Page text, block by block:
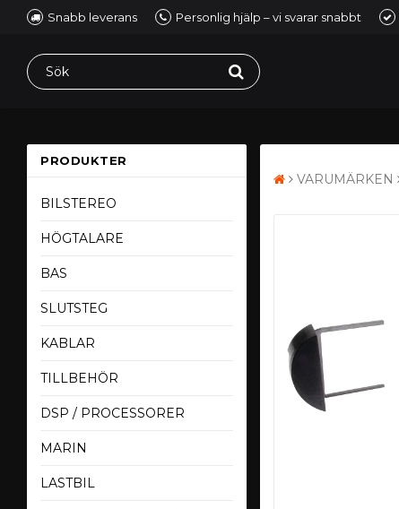
Snabb leverans Personlig hjälp – vi svarar snabbt
PRODUKTER
BILSTEREO
HÖGTALARE
BAS
SLUTSTEG
KABLAR
TILLBEHÖR
DSP / PROCESSORER
MARIN
LASTBIL
VARUMÄRKEN